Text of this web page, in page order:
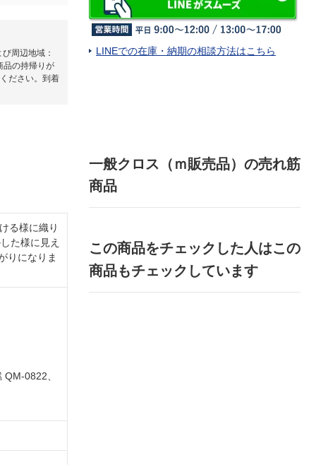
周辺地域：
品の持帰りが
ださい。到着
LINEでの在庫・納期の相談方法はこちら
る様に織り
た様に見え
りになりま
0822、
一般クロス（ｍ販売品）の売れ筋
商品
この商品をチェックした人はこの
商品もチェックしています